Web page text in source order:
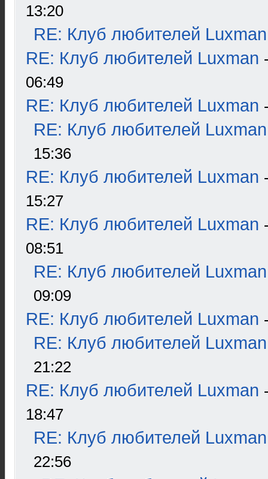
13:20
RE: Клуб любителей Luxman
RE: Клуб любителей Luxman
06:49
RE: Клуб любителей Luxman
RE: Клуб любителей Luxman
15:36
RE: Клуб любителей Luxman
15:27
RE: Клуб любителей Luxman
08:51
RE: Клуб любителей Luxman
09:09
RE: Клуб любителей Luxman
RE: Клуб любителей Luxman
21:22
RE: Клуб любителей Luxman
18:47
RE: Клуб любителей Luxman
22:56